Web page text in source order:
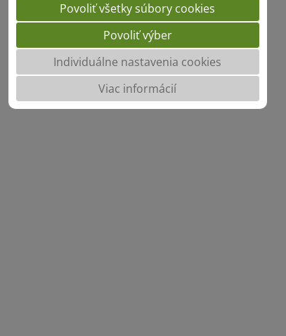
Povoliť všetky súbory cookies
Povoliť výber
Individuálne nastavenia cookies
Viac informácií